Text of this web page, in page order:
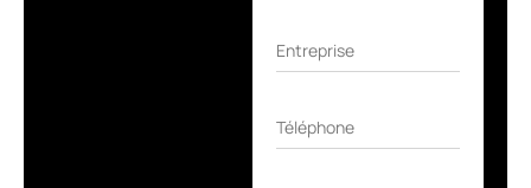
Entreprise
Téléphone